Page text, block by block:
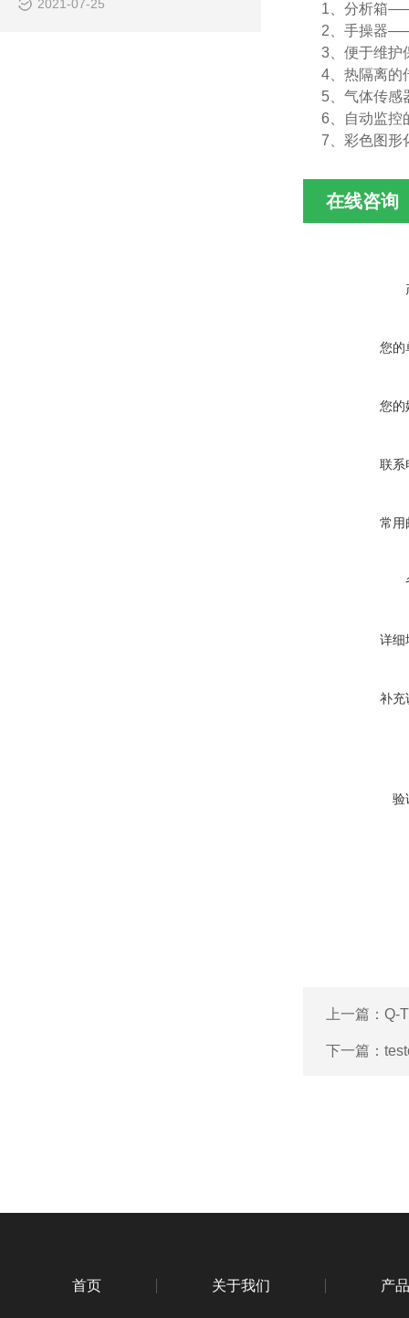
2021-07-25
1、分析箱
2、手操器
3、便于维护
4、热隔离的
5、气体传感
6、自动监控
7、彩色图形
在线咨询
您的
您的
联系
常用
详细
补充
验
上一篇： Q-
下一篇：
首页 关于我们 产